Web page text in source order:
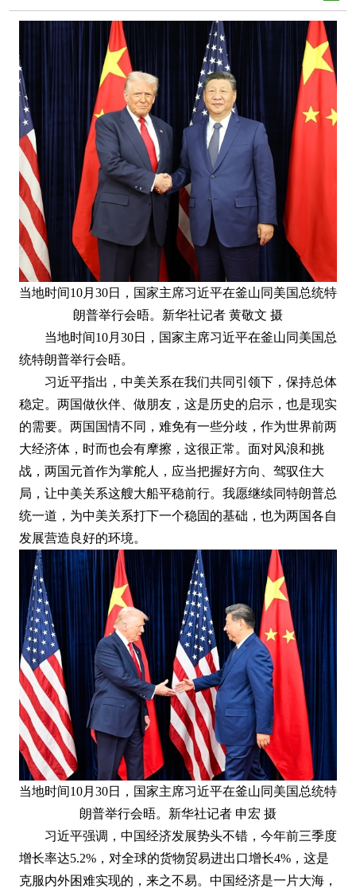
当地时间10月30日，国家主席习近平在釜山同美国总统特
朗普举行会晤。新华社记者 黄敬文 摄
当地时间10月30日，国家主席习近平在釜山同美国总
统特朗普举行会晤。
习近平指出，中美关系在我们共同引领下，保持总体
稳定。两国做伙伴、做朋友，这是历史的启示，也是现实
的需要。两国国情不同，难免有一些分歧，作为世界前两
大经济体，时而也会有摩擦，这很正常。面对风浪和挑
战，两国元首作为掌舵人，应当把握好方向、驾驭住大
局，让中美关系这艘大船平稳前行。我愿继续同特朗普总
统一道，为中美关系打下一个稳固的基础，也为两国各自
发展营造良好的环境。
当地时间10月30日，国家主席习近平在釜山同美国总统特
朗普举行会晤。新华社记者 申宏 摄
习近平强调，中国经济发展势头不错，今年前三季度
增长率达5.2%，对全球的货物贸易进出口增长4%，这是
克服内外困难实现的，来之不易。中国经济是一片大海，